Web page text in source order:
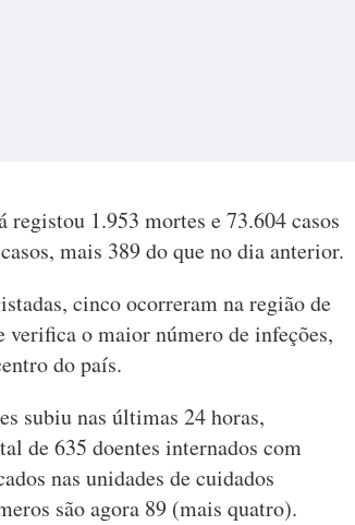
1.953 mortes e 73.604 casos
mais 389 do que no dia anterior.
cinco ocorreram na região de
verifica o maior número de infeções,
do país.
subiu nas últimas 24 horas,
de 635 doentes internados com
nas unidades de cuidados
são agora 89 (mais quatro).